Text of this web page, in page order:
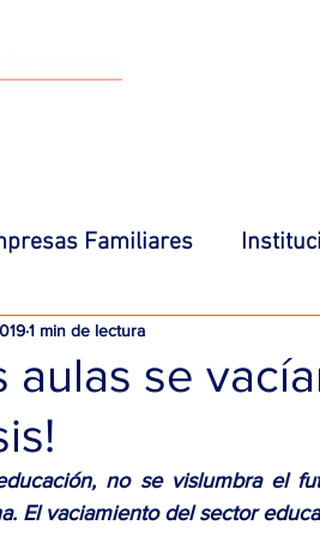
Familiares
Capacitación
Capacitacion
aulas se
1 min de lectura
no se vislumbra el
El vaciamiento del sector